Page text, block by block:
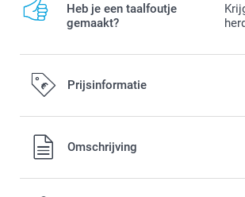
Heb je een taalfoutje
gemaakt?
Prijsinformatie
Alle prijzen zijn in EURO (€) inclusief BTW
verzendkosten.Omschrijving